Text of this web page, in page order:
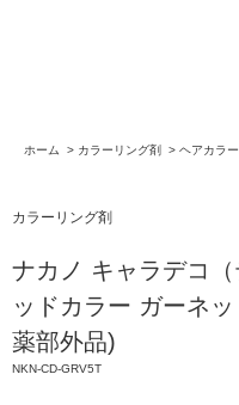
ホーム > カラーリング剤 > ヘアカラ
カラーリング剤
ナカノ キャラデコ
ッドカラー ガーネ
薬部外品)
NKN-CD-GRV5T